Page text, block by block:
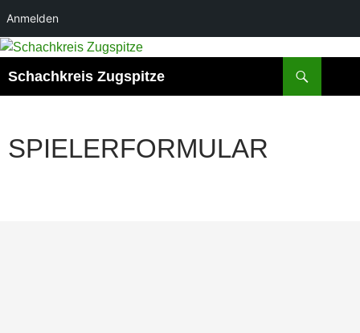
Anmelden
Zum
springen
Schachkreis Zugspitze
SPIELERFORMULAR